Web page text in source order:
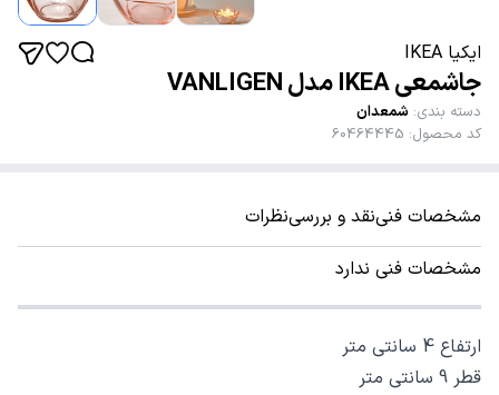
ایکیا IKEA
جاشمعی IKEA مدل VANLIGEN
دسته بندی: شمعدان
کد محصول:
60464445
مشخصات فنینقد و بررسینظرات
مشخصات فنی ندارد
ارتفاع 4 سانتی متر
قطر 9 سانتی متر